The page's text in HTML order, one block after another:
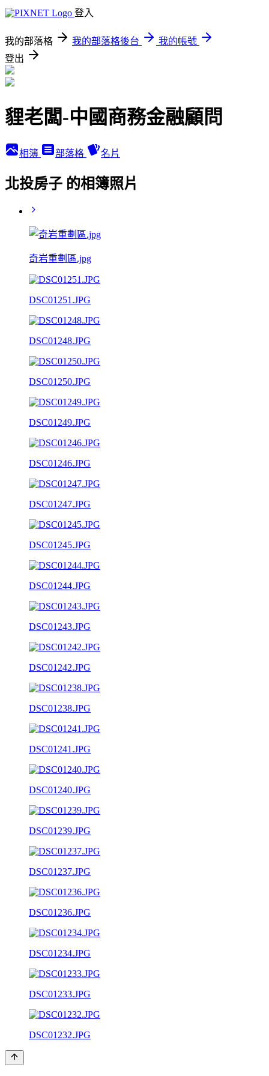
登入
我的部落格 我的部落格後台
我的帳號
登出
貍老闆-中國商務金融顧問
相簿 部落格 名片
北投房子 的相簿照片
奇岩重劃區.jpg
DSC01251.JPG
DSC01248.JPG
DSC01250.JPG
DSC01249.JPG
DSC01246.JPG
DSC01247.JPG
DSC01245.JPG
DSC01244.JPG
DSC01243.JPG
DSC01242.JPG
DSC01238.JPG
DSC01241.JPG
DSC01240.JPG
DSC01239.JPG
DSC01237.JPG
DSC01236.JPG
DSC01234.JPG
DSC01233.JPG
DSC01232.JPG